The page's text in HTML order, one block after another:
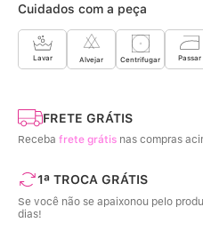
Cuidados com a peça
Lavar Alvejar Centrifugar Passar
FRETE GRÁTIS
Receba frete grátis nas compras
1ª TROCA GRÁTIS
Se você não se apaixonou pelo
dias!